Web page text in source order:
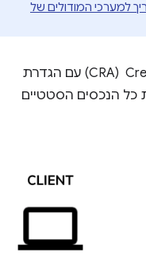
למערכי המודולים של
מובנה ב-Create React App ‏ (CRA) עם הגדרת
הנכסים הסטטיים